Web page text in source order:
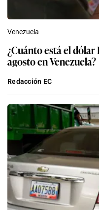
Venezuela
¿Cuánto está el dólar
agosto en Venezuela?
Redacción EC